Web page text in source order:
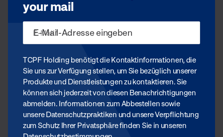
your mail
E-Mail*
TCPF Holding benötigt die Kontaktinformationen, die
Sie uns zur Verfügung stellen, um Sie bezüglich unserer
Produkte und Dienstleistungen zu kontaktieren. Sie
können sich jederzeit von diesen Benachrichtigungen
abmelden. Informationen zum Abbestellen sowie
unsere Datenschutzpraktiken und unsere Verpflichtung
zum Schutz Ihrer Privatsphäre finden Sie in unseren